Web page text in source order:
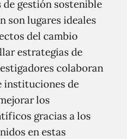
gestión sostenible
son lugares ideales
del cambio
estrategias de
colaboran
instituciones de
los
gracias a los
en estas